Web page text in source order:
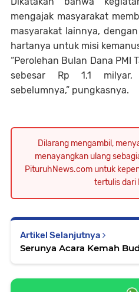
mengajak masyarakat
masyarakat lainnya,
hartanya untuk misi
“Perolehan Bulan Dana
sebesar Rp 1,1
sebelumnya,” pungkasnya.
Dilarang mengambil,
menayangkan ulang
PituruhNews.com untuk
tertulis dari
Artikel Selanjutnya
Serunya Acara Kemah